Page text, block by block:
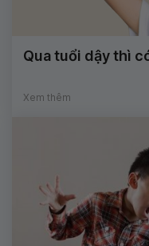
Qua tuổi dậy thì
Xem thêm